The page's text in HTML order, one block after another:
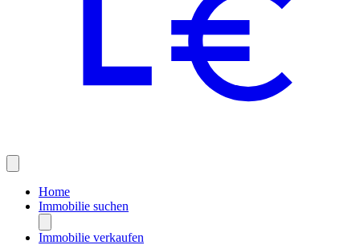
Home
Immobilie suchen
Immobilie verkaufen